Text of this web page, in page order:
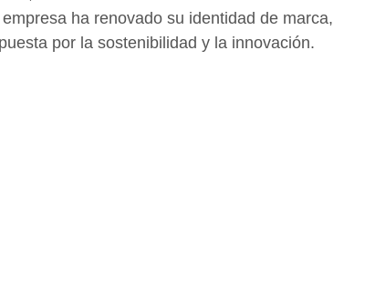
ha renovado su identidad de marca,
por la sostenibilidad y la innovación.